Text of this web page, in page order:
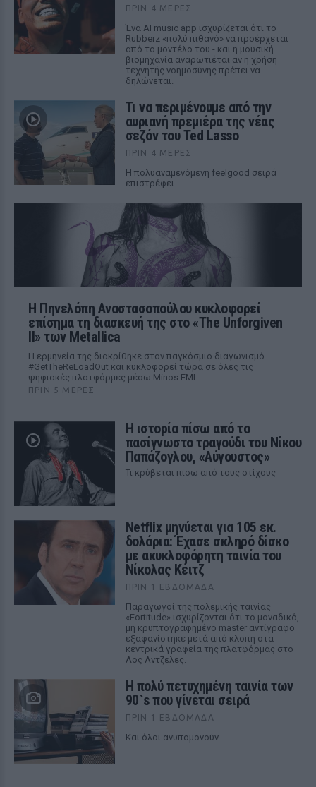
ΠΡΙΝ 4 ΜΈΡΕΣ
Ένα AI music app ισχυρίζεται ότι το
Rubberz «πολύ πιθανό» να προέρχεται
από το μοντέλο του - και η μουσική
βιομηχανία αναρωτιέται αν η χρήση
τεχνητής νοημοσύνης πρέπει να
δηλώνεται.
Τι να περιμένουμε από την
αυριανή πρεμιέρα της νέας
σεζόν του Ted Lasso
ΠΡΙΝ 4 ΜΈΡΕΣ
Η πολυαναμενόμενη feelgood σειρά
επιστρέφει
Η Πηνελόπη Αναστασοπούλου κυκλοφορεί
επίσημα τη διασκευή της στο «The Unforgiven
II» των Metallica
Η ερμηνεία της διακρίθηκε στον παγκόσμιο διαγωνισμό
#GetTheReLoadOut και κυκλοφορεί τώρα σε όλες τις
ψηφιακές πλατφόρμες μέσω Minos EMI.
ΠΡΙΝ 5 ΜΈΡΕΣ
Η ιστορία πίσω από το
πασίγνωστο τραγούδι του Νίκου
Παπάζογλου, «Αύγουστος»
Τι κρύβεται πίσω από τους στίχους
Netflix μηνύεται για 105 εκ.
δολάρια: Έχασε σκληρό δίσκο
με ακυκλοφόρητη ταινία του
Νίκολας Κέιτζ
ΠΡΙΝ 1 ΕΒΔΟΜΆΔΑ
Παραγωγοί της πολεμικής ταινίας
«Fortitude» ισχυρίζονται ότι το μοναδικό,
μη κρυπτογραφημένο master αντίγραφο
εξαφανίστηκε μετά από κλοπή στα
κεντρικά γραφεία της πλατφόρμας στο
Λος Αντζελες.
Η πολύ πετυχημένη ταινία των
90`s που γίνεται σειρά
ΠΡΙΝ 1 ΕΒΔΟΜΆΔΑ
Και όλοι ανυπομονούν